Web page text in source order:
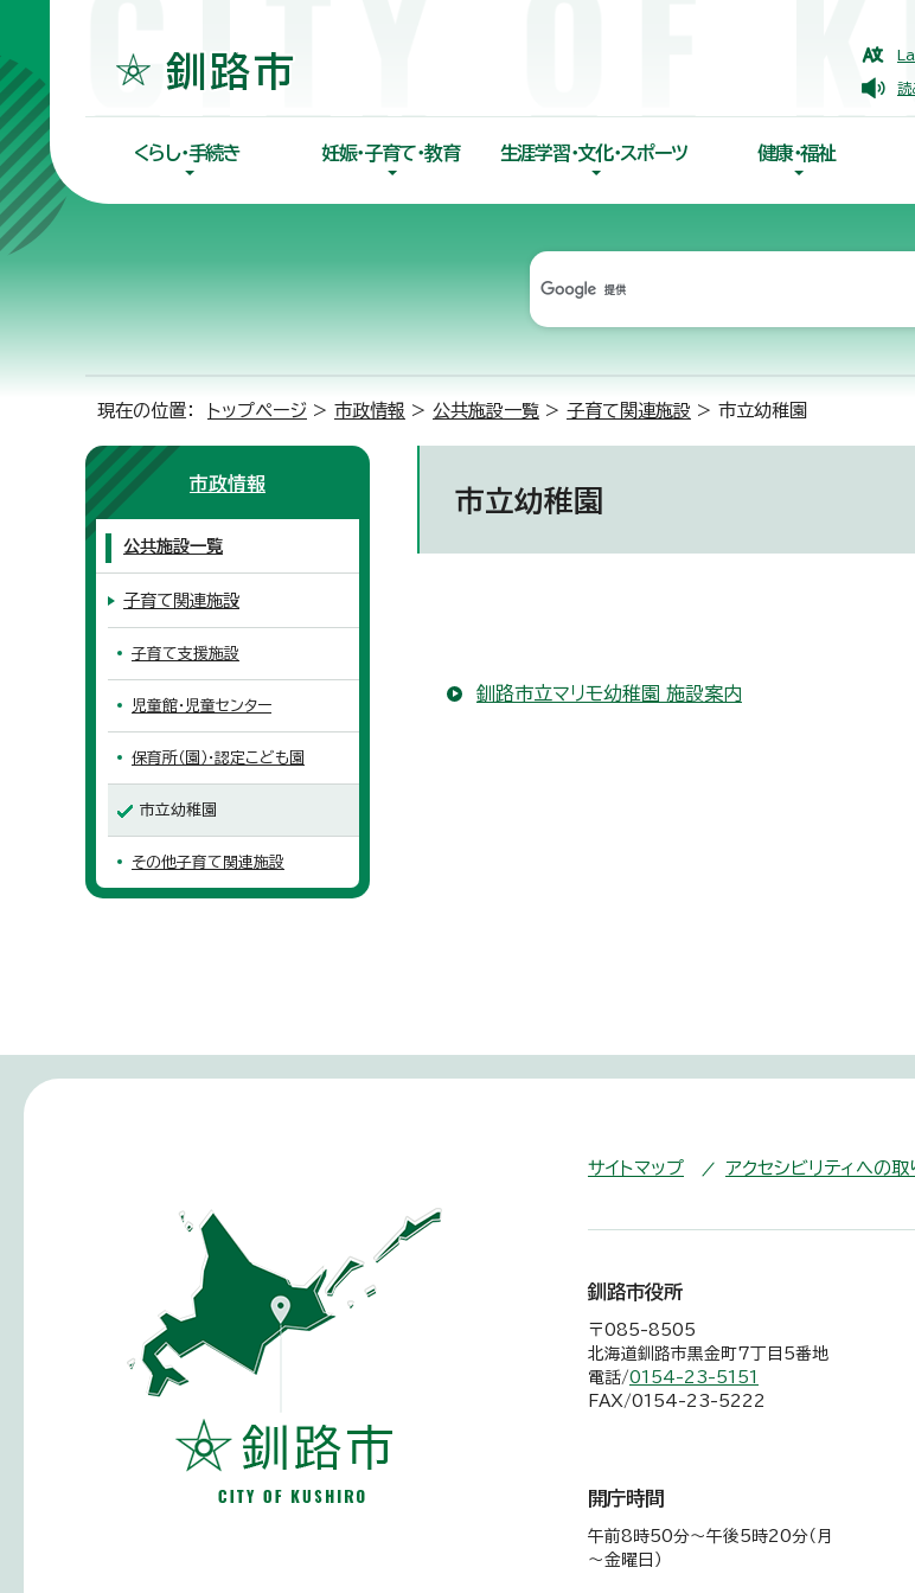
読
くらし・手続き 妊娠・子育て・教育 生涯学習・文化・スポーツ 健康・福祉
現在の位置： トップページ > 市政情報 > 公共施設一覧 > 子育て関連施設 > 市立幼稚園
市立幼稚園
釧路市立マリモ幼稚園 施設案内
市政情報
公共施設一覧
子育て関連施設
子育て支援施設
児童館・児童センター
保育所（園）・認定こども園
市立幼稚園
その他子育て関連施設
サイトマップ アクセシビリティへの取
釧路市役所
〒085-8505
北海道釧路市黒金町7丁目5番地
電話/0154-23-5151
FAX/0154-23-5222
開庁時間
午前8時50分～午後5時20分（月
～金曜日）